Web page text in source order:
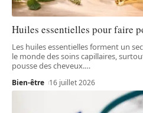
Huiles essentielles pour faire
Les huiles essentielles forment un
le monde des soins capillaires,
pousse des cheveux.…
Bien-être 16 juillet 2026